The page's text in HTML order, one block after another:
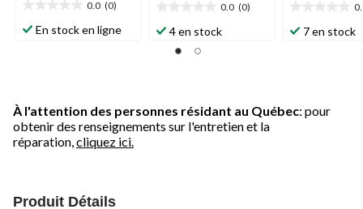
0.0 (0)
étoile(s)
En stock en ligne
0.0 (0)
étoile(s)
4 en stock
étoile(s)
7 en stock
À l'attention des personnes résidant au Québec: pour
obtenir des renseignements sur l'entretien et la
réparation, cliquez ici.
Produit Détails